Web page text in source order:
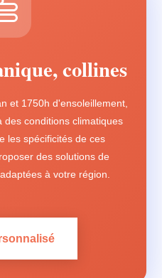
collines
et 1750h d'ensoleillement,
des conditions climatiques
les spécificités de ces
des solutions de
à votre région.